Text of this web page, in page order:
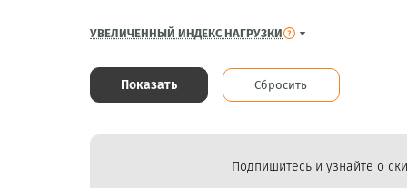
УВЕЛИЧЕННЫЙ ИНДЕКС НАГРУЗКИ
Показать Сбросить
Подпишитесь и узнайте о